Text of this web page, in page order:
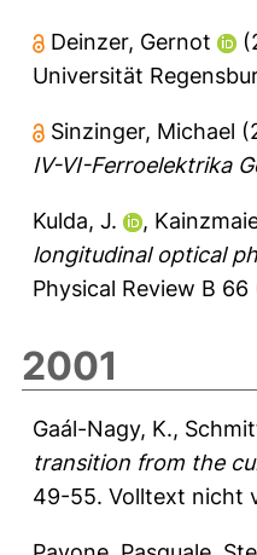
Deinzer, Gernot
Universität
Sinzinger, Michael
IV-VI-Ferroelektrika
Kulda, J. ,
longitudinal optical
Physical Review B 66
2001
Gaál-Nagy, K.,
transition from the
49-55. Volltext nicht